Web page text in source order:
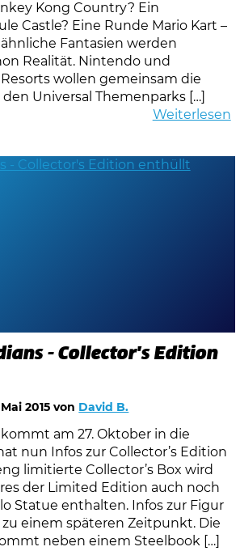
Kong Country? Ein
Castle? Eine Runde Mario Kart –
ähnliche Fantasien werden
Realität. Nintendo und
Resorts wollen gemeinsam die
Universal Themenparks […]
Weiterlesen
- Collector's Edition
2015 von David B.
kommt am 27. Oktober in die
nun Infos zur Collector’s Edition
limitierte Collector’s Box wird
der Limited Edition auch noch
Statue enthalten. Infos zur Figur
einem späteren Zeitpunkt. Die
neben einem Steelbook […]